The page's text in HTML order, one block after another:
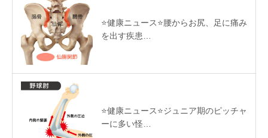
⭐️健康ニュース⭐️腰からお尻、足に痛み
を出す疾患…
⭐️健康ニュース⭐️ジュニア期のピッチャ
ーに多い怪…